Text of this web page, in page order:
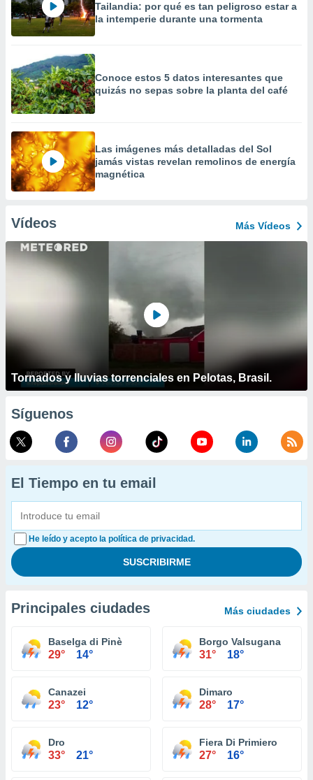
Tailandia: por qué es tan peligroso estar a
la intemperie durante una tormenta
Conoce estos 5 datos interesantes que
quizás no sepas sobre la planta del café
Las imágenes más detalladas del Sol
jamás vistas revelan remolinos de energía
magnética
Vídeos Más Vídeos
Tornados y lluvias torrenciales en Pelotas, Brasil.
Síguenos
El Tiempo en tu email
He leído y acepto la política de privacidad.
Principales ciudades Más ciudades
Baselga di Pinè
29° 14°
Borgo Valsugana
31° 18°
Canazei
23° 12°
Dimaro
28° 17°
Dro
33° 21°
Fiera Di Primiero
27° 16°